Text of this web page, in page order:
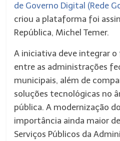
de Governo Digital (Rede
criou a plataforma foi
República, Michel Temer.
A iniciativa deve integrar
entre as administrações
municipais, além de
soluções tecnológicas no
pública. A modernização
importância ainda maior
Serviços Públicos da